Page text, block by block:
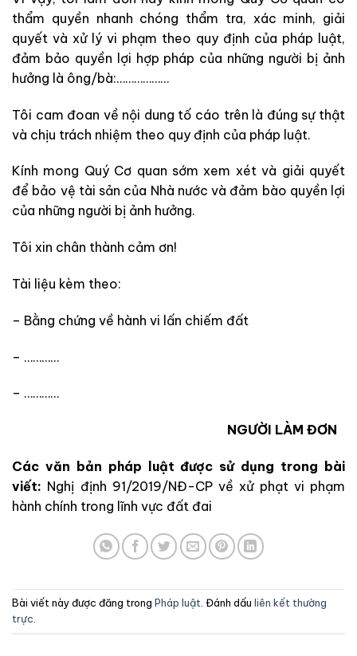
thẩm quyền nhanh chóng thẩm tra, xác minh, giải
quyết và xử lý vi phạm theo quy định của pháp luật,
đảm bảo quyền lợi hợp pháp của những người bị ảnh
hưởng là ông/bà:………………
Tôi cam đoan về nội dung tố cáo trên là đúng sự thật
và chịu trách nhiệm theo quy định của pháp luật.
Kính mong Quý Cơ quan sớm xem xét và giải quyết
để bảo vệ tài sản của Nhà nước và đảm bào quyền lợi
của những người bị ảnh hưởng.
Tôi xin chân thành cảm ơn!
Tài liệu kèm theo:
– Bằng chứng về hành vi lấn chiếm đất
– …………
– …………
NGƯỜI LÀM ĐƠN
Các văn bản pháp luật được sử dụng trong bài
viết: Nghị định 91/2019/NĐ-CP về xử phạt vi phạm
hành chính trong lĩnh vực đất đai
Bài viết này được đăng trong Pháp luật. Đánh dấu liên kết thường
trực.